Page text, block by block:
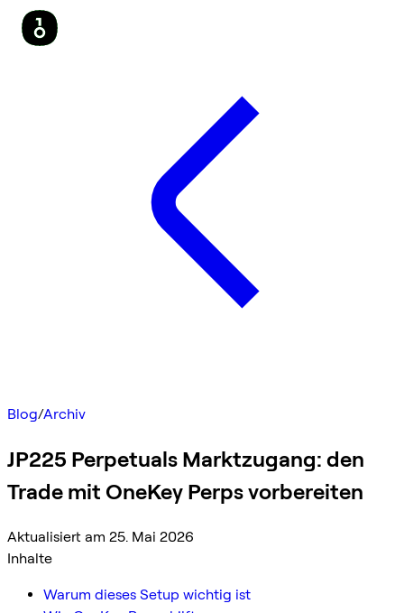
Blog/Archiv
JP225 Perpetuals Marktzugang: den
Trade mit OneKey Perps vorbereiten
Aktualisiert am 25. Mai 2026
Inhalte
Warum dieses Setup wichtig ist